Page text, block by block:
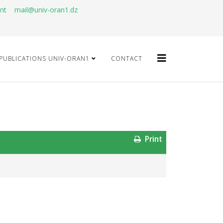
mail@univ-oran1.dz
PUBLICATIONS UNIV-ORAN1 CONTACT
Print